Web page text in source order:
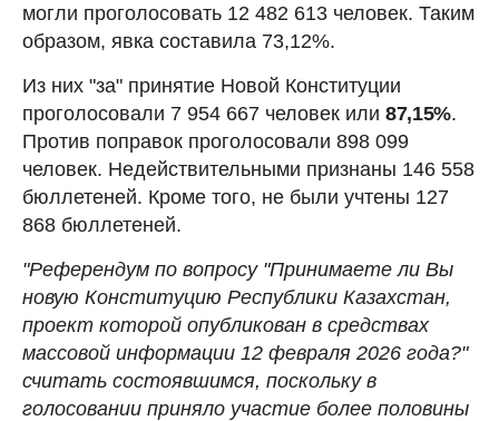
могли проголосовать 12 482 613 человек. Таким
образом, явка составила 73,12%.
Из них "за" принятие Новой Конституции
проголосовали 7 954 667 человек или 87,15%.
Против поправок проголосовали 898 099
человек. Недействительными признаны 146 558
бюллетеней. Кроме того, не были учтены 127
868 бюллетеней.
"Референдум по вопросу "Принимаете ли Вы
новую Конституцию Республики Казахстан,
проект которой опубликован в средствах
массовой информации 12 февраля 2026 года?"
считать состоявшимся, поскольку в
голосовании приняло участие более половины